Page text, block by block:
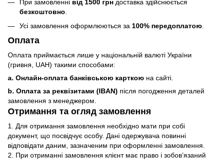
При замовленні від 1500 грн доставка здійснюється
безкоштовно.
Усі замовлення оформлюються за 100% передоплатою
Оплата
Оплата приймається лише у національній валюті України
(гривня, UAH) такими способами:
a. Онлайн-оплата банківською карткою на сайті.
b. Оплата за реквізитами (IBAN) після погодження деталей
замовлення з менеджером.
Отримання та огляд замовлення
1. Для отримання замовлення необхідно мати при собі
документ, що посвідчує особу. Дані одержувача повинні
відповідати даним, зазначеним при оформленні замовлення.
2. При отриманні замовлення клієнт має право і зобов’язаний